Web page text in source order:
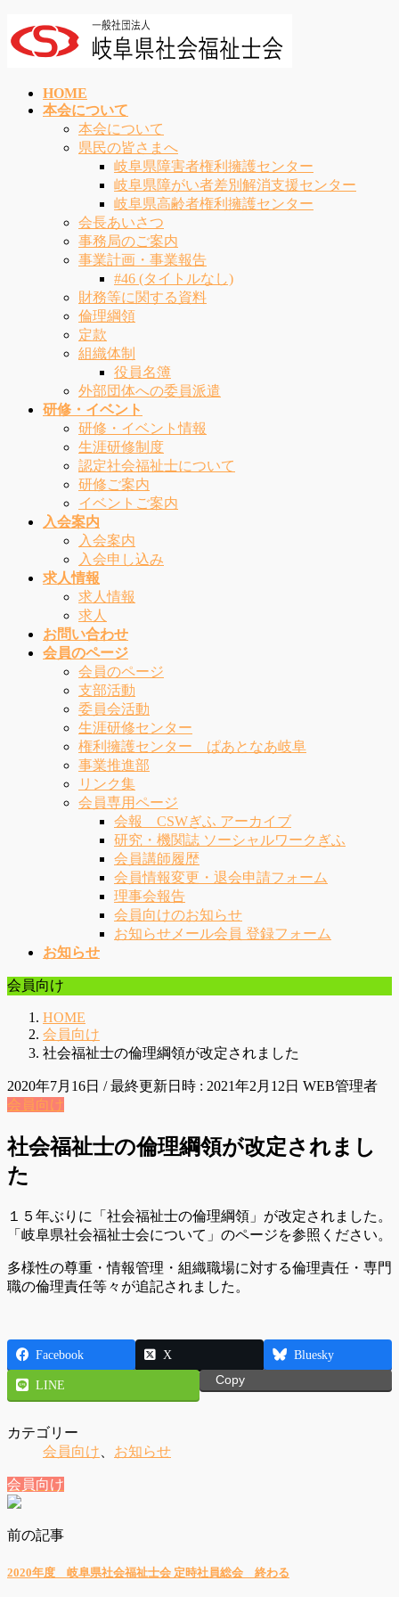
ン
ビ
HOME
本会について
本会について
県民の皆さまへ
岐阜県障害者権利擁護センター
岐阜県障がい者差別解消支援センター
岐阜県高齢者権利擁護センター
会長あいさつ
事務局のご案内
事業計画・事業報告
#46 (タイトルなし)
財務等に関する資料
倫理綱領
定款
組織体制
役員名簿
外部団体への委員派遣
研修・イベント
研修・イベント情報
生涯研修制度
認定社会福祉士について
研修ご案内
イベントご案内
入会案内
入会案内
入会申し込み
求人情報
求人情報
求人
お問い合わせ
会員のページ
会員のページ
支部活動
委員会活動
生涯研修センター
権利擁護センター ぱあとなあ岐阜
事業推進部
リンク集
会員専用ページ
会報 CSWぎふ アーカイブ
研究・機関誌 ソーシャルワークぎふ
会員講師履歴
会員情報変更・退会申請フォーム
理事会報告
会員向けのお知らせ
お知らせメール会員 登録フォーム
お知らせ
会員向け
HOME
会員向け
社会福祉士の倫理綱領が改定されました
2020年7月16日 / 最終更新日時 : 2021年2月12日 WEB管理者
会員向け
社会福祉士の倫理綱領が改定されまし
た
１５年ぶりに「社会福祉士の倫理綱領」が改定されました。
「岐阜県社会福祉士会について」のページを参照ください。
多様性の尊重・情報管理・組織職場に対する倫理責任・専門
職の倫理責任等々が追記されました。
Facebook X Bluesky
LINE Copy
カテゴリー
会員向け
お知らせ
会員向け
前の記事
2020年度 岐阜県社会福祉士会 定時社員総会 終わる